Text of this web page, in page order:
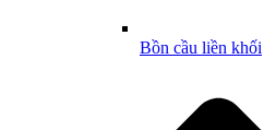
Bồn cầu liền khối